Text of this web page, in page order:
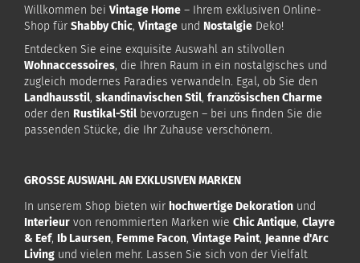
Willkommen bei Vintage Home – Ihrem exklusiven Online-
Shop für Shabby Chic, Vintage und Nostalgie Deko!
Entdecken Sie eine exquisite Auswahl an stilvollen
Wohnaccessoires, die Ihren Raum in ein nostalgisches und
zugleich modernes Paradies verwandeln. Egal, ob Sie den
Landhausstil, skandinavischen Stil, französischen Charme
oder den Rustikal-Stil bevorzugen – bei uns finden Sie die
passenden Stücke, die Ihr Zuhause verschönern.
GROSSE AUSWAHL AN EXKLUSIVEN MARKEN
In unserem Shop bieten wir hochwertige Dekoration und
Interieur von renommierten Marken wie Chic Antique, Clayre
& Eef, Ib Laursen, Femme Facon, Vintage Paint, Jeanne d'Arc
Living und vielen mehr. Lassen Sie sich von der Vielfalt